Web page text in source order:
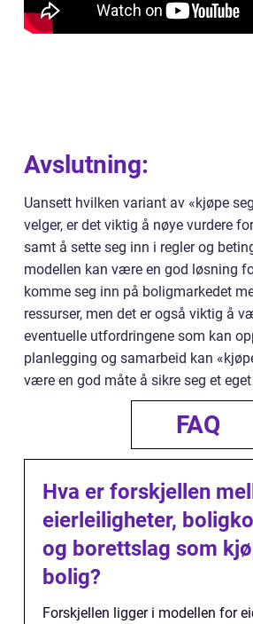
Avslutning:
Uansett hvilken variant av «kjøpe
velger, er det viktig å nøye vurdere
samt å sette seg inn i regler og
modellen kan være en god løsning
komme seg inn på boligmarkedet
ressurser, men det er også viktig å
eventuelle utfordringene som kan
planlegging og samarbeid kan
være en god måte å sikre seg et
FAQ
Hva er forskjellen
eierleiligheter,
og borettslag som
bolig?
Forskjellen ligger i modellen for